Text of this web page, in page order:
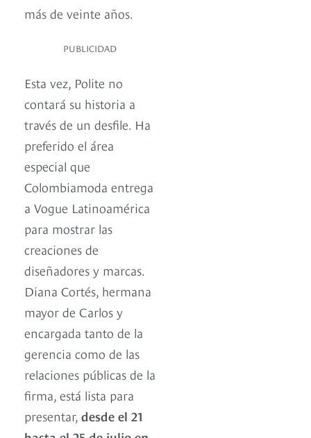
más de veinte años.
PUBLICIDAD
Esta vez, Polite no
contará su historia a
través de un desfile. Ha
preferido el área
especial que
Colombiamoda entrega
a Vogue Latinoamérica
para mostrar las
creaciones de
diseñadores y marcas.
Diana Cortés, hermana
mayor de Carlos y
encargada tanto de la
gerencia como de las
relaciones públicas de la
firma, está lista para
presentar, desde el 21